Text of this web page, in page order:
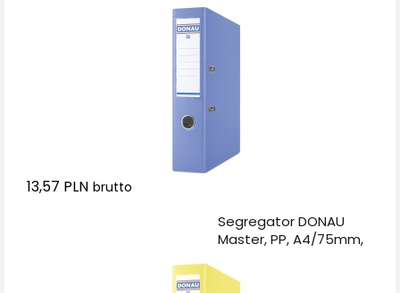
13,57 PLN brutto
Segregator DONAU
Master, PP, A4/75mm,